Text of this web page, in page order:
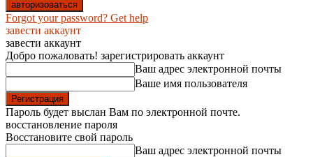
Forgot your password? Get help
завести аккаунт
завести аккаунт
Добро пожаловать! зарегистрировать аккаунт
Ваш адрес электронной почты
Ваше имя пользователя
Пароль будет выслан Вам по электронной почте.
восстановление пароля
Восстановите свой пароль
Ваш адрес электронной почты